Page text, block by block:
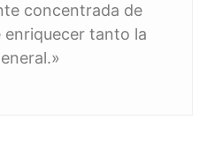
concentrada de
enriquecer tanto la